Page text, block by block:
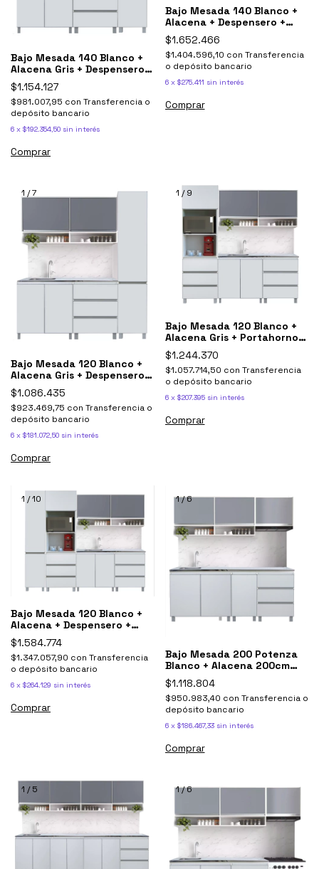
Bajo Mesada 140 Blanco +
Alacena Gris + Despensero
Potenza
$1.154.127
$981.007,95 con Transferencia o
depósito bancario
6 x $192.354,50 sin interés
Bajo Mesada 140 Blanco +
Alacena + Despensero +
Portahorno
$1.652.466
$1.404.596,10 con Transferencia
o depósito bancario
6 x $275.411 sin interés
1 /7
Bajo Mesada 120 Blanco +
Alacena Gris + Despensero
Potenza
$1.086.435
$923.469,75 con Transferencia o
depósito bancario
6 x $181.072,50 sin interés
1 /9
Bajo Mesada 120 Blanco +
Alacena Gris + Portahorno
Potenza
$1.244.370
$1.057.714,50 con Transferencia
o depósito bancario
6 x $207.395 sin interés
1 /10
Bajo Mesada 120 Blanco +
Alacena + Despensero +
Portahorno
$1.584.774
$1.347.057,90 con Transferencia
o depósito bancario
6 x $264.129 sin interés
1/6
Bajo Mesada 200 Potenza
Blanco + Alacena 200cm
Sorrento Gris
$1.118.804
$950.983,40 con Transferencia o
depósito bancario
6 x $186.467,33 sin interés
1 /5 1/6